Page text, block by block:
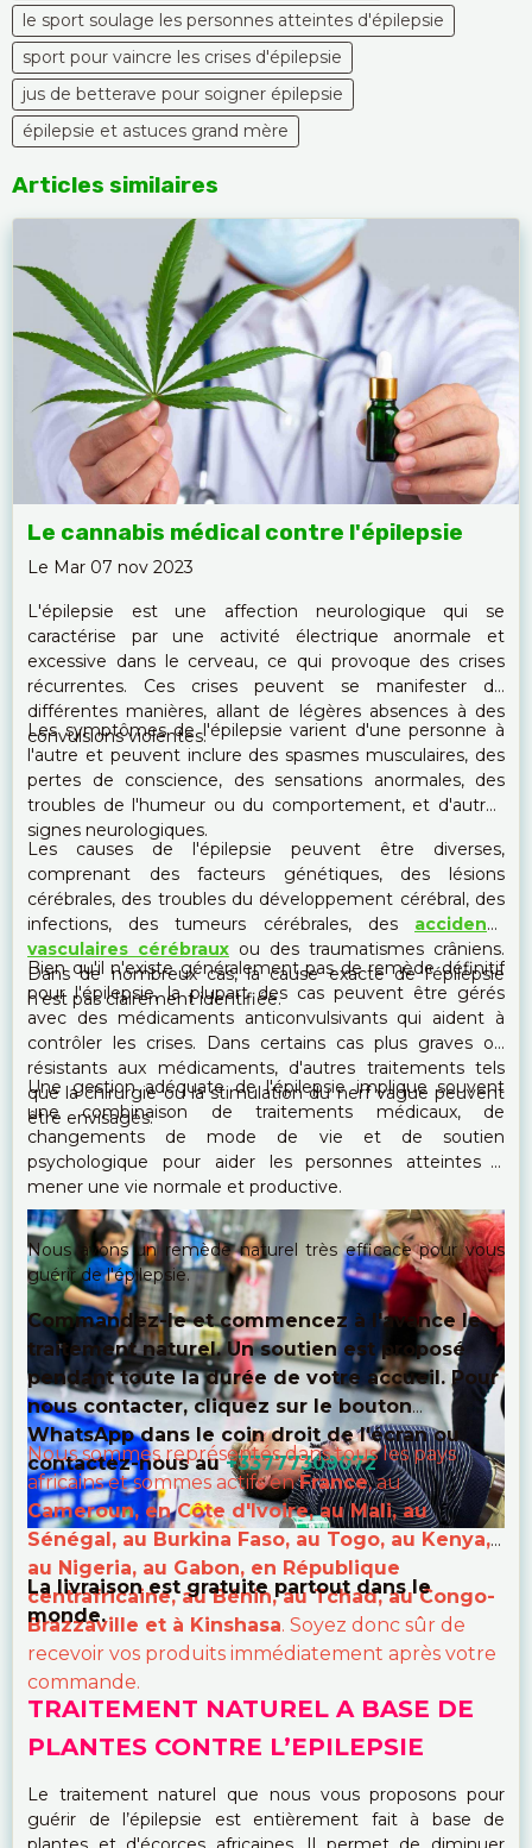
le sport soulage les personnes atteintes d'épilepsie
sport pour vaincre les crises d'épilepsie
jus de betterave pour soigner épilepsie
épilepsie et astuces grand mère
Articles similaires
Le cannabis médical contre l'épilepsie
Le Mar 07 nov 2023
L'épilepsie est une affection neurologique qui se
caractérise par une activité électrique anormale et
excessive dans le cerveau, ce qui provoque des crises
récurrentes. Ces crises peuvent se manifester de
différentes manières, allant de légères absences à des
convulsions violentes.
Les symptômes de l'épilepsie varient d'une personne à
l'autre et peuvent inclure des spasmes musculaires, des
pertes de conscience, des sensations anormales, des
troubles de l'humeur ou du comportement, et d'autres
signes neurologiques.
Les causes de l'épilepsie peuvent être diverses,
comprenant des facteurs génétiques, des lésions
cérébrales, des troubles du développement cérébral, des
infections, des tumeurs cérébrales, des accidents
vasculaires cérébraux ou des traumatismes crâniens.
Dans de nombreux cas, la cause exacte de l'épilepsie
n'est pas clairement identifiée.
Bien qu'il n'existe généralement pas de remède définitif
pour l'épilepsie, la plupart des cas peuvent être gérés
avec des médicaments anticonvulsivants qui aident à
contrôler les crises. Dans certains cas plus graves ou
résistants aux médicaments, d'autres traitements tels
que la chirurgie ou la stimulation du nerf vague peuvent
être envisagés.
Une gestion adéquate de l'épilepsie implique souvent
une combinaison de traitements médicaux, de
changements de mode de vie et de soutien
psychologique pour aider les personnes atteintes à
mener une vie normale et productive.
Nous avons un remède naturel très efficace pour vous
guérir de l'épilepsie.
Commandez-le et commencez à l'avance le
traitement naturel. Un soutien est proposé
pendant toute la durée de votre accueil. Pour
nous contacter, cliquez sur le bouton
WhatsApp dans le coin droit de l'écran ou
contactez-nous au+33777309072.
Nous sommes représentés dans tous les pays
africains et sommes actifs enFrance, au
Cameroun, en Côte d'Ivoire, au Mali, au
Sénégal, au Burkina Faso, au Togo, au Kenya,
au Nigeria, au Gabon, en République
centrafricaine, au Bénin, au Tchad, au Congo-
Brazzaville et à Kinshasa. Soyez donc sûr de
recevoir vos produits immédiatement après votre
commande.
La livraison est gratuite partout dans le
monde.
TRAITEMENT NATUREL A BASE DE
PLANTES CONTRE L’EPILEPSIE
Le traitement naturel que nous vous proposons pour
guérir de l’épilepsie est entièrement fait à base de